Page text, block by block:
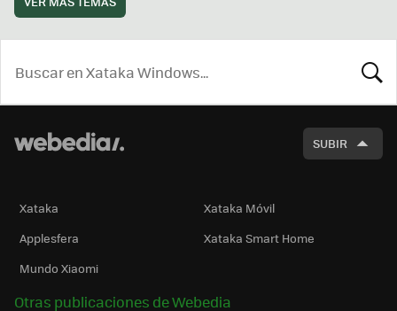
SUBIR
Xataka
Xataka Móvil
Applesfera
Xataka Smart Home
Mundo Xiaomi
Otras publicaciones de Webedia